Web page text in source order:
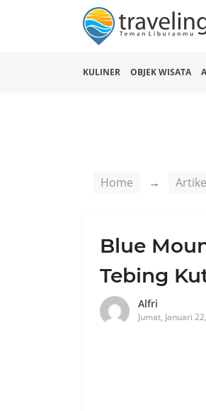
KULINER OBJEK WISATA
Home
Blue
Tebing
Alfri
Jumat, Januari